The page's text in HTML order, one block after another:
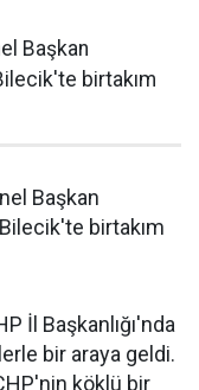
Başkan
birtakım
Başkan
Bilecik'te birtakım
İl Başkanlığı'nda
bir araya geldi.
köklü bir